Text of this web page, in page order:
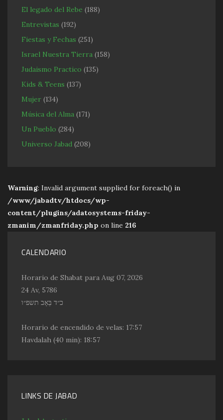
El legado del Rebe (188)
Entrevistas (192)
Fiestas y Fechas (251)
Israel Nuestra Tierra (158)
Judaismo Practico (135)
Kids & Teens (137)
Mujer (134)
Música del Alma (171)
Un Pueblo (284)
Universo Jabad (208)
Warning: Invalid argument supplied for foreach() in
/www/jabadtv/htdocs/wp-
content/plugins/adatosystems-friday-
zmanim/zmanfriday.php on line 216
CALENDARIO
Horario de Shabat para Aug 07, 2026
24 Av, 5786
כ״ד בְּאָב תשפ״ו
Horario de encendido de velas: 17:57
Havdalah (40 min): 18:57
LINKS DE JABAD